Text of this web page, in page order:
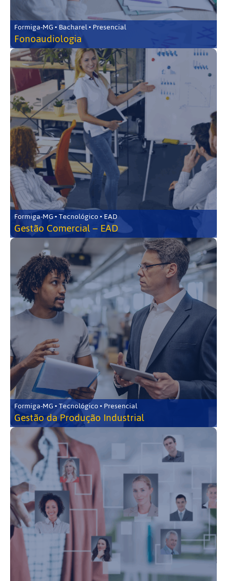
Formiga-MG • Bacharel • Presencial
Fonoaudiologia
Formiga-MG • Tecnológico • EAD
Gestão Comercial – EAD
Formiga-MG • Tecnológico • Presencial
Gestão da Produção Industrial